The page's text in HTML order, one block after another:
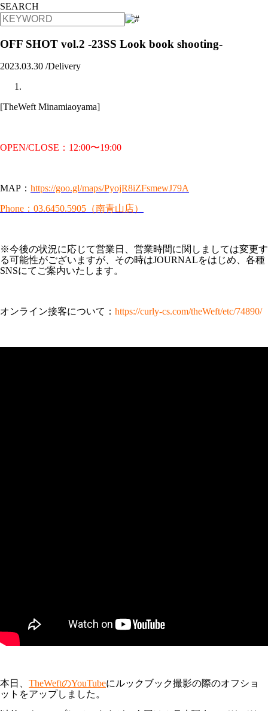
SEARCH
OFF SHOT vol.2 -23SS Look book shooting-
2023.03.30 /Delivery
[TheWeft Minamiaoyama]
OPEN/CLOSE：12:00〜19:00
MAP： https://goo.gl/maps/PyojR8iZFsmewJ79A
Phone：03.6450.5905（南青山店）
※今後の状況に応じて営業日、営業時間に関しましては変更す
る可能性がございますが、その時はJOURNALをはじめ、各種
SNSにてご案内いたします。
オンライン接客について： https://curly-cs.com/theWeft/etc/74890/
本日、 TheWeftのYouTubeにルックブック撮影の際のオフショ
ットをアップしました。